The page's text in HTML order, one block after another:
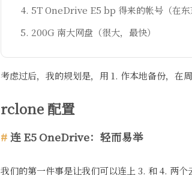
5T OneDrive E5 bp 得来的帐号（在东
200G 南大网盘（很大，最快）
考虑过后，我的规划是，用 1. 作本地备份，在
rclone 配置
连 E5 OneDrive：轻而易举
我们的第一件事是让我们可以连上 3. 和 4. 两